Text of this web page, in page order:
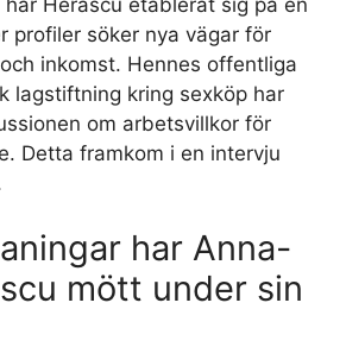
profiler söker nya vägar för
inkomst. Hennes offentliga
lagstiftning kring sexköp har
om arbetsvillkor för
Detta framkom i en intervju
har Anna-
mött under sin